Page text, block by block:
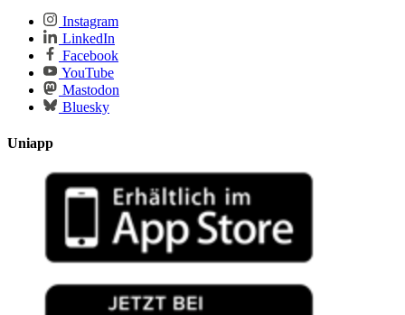
Instagram
LinkedIn
Facebook
YouTube
Mastodon
Bluesky
Uniapp